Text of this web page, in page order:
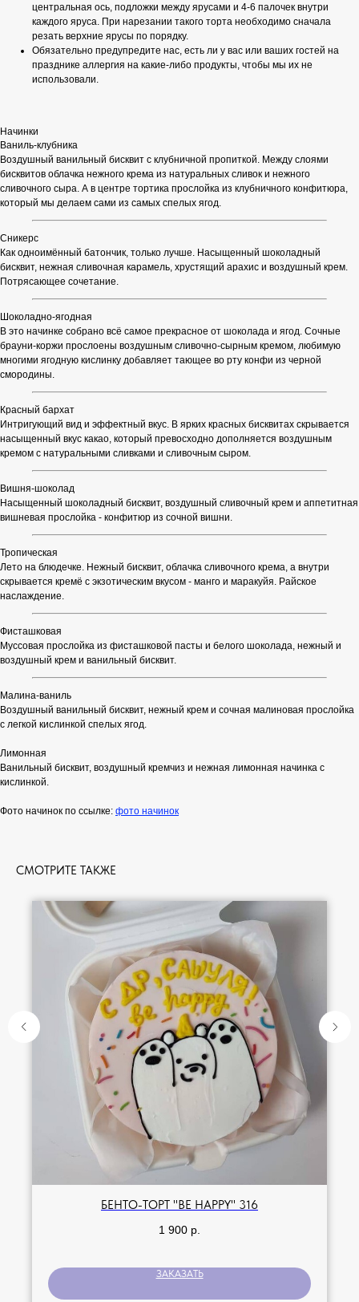
центральная ось, подложки между ярусами и 4-6 палочек внутри
каждого яруса. При нарезании такого торта необходимо сначала
резать верхние ярусы по порядку.
Обязательно предупредите нас, есть ли у вас или ваших гостей на
празднике аллергия на какие-либо продукты, чтобы мы их не
использовали.
Начинки
Ваниль-клубника
Воздушный ванильный бисквит с клубничной пропиткой. Между слоями
бисквитов облачка нежного крема из натуральных сливок и нежного
сливочного сыра. А в центре тортика прослойка из клубничного конфитюра,
который мы делаем сами из самых спелых ягод.
Сникерс
Как одноимённый батончик, только лучше. Насыщенный шоколадный
бисквит, нежная сливочная карамель, хрустящий арахис и воздушный крем.
Потрясающее сочетание.
Шоколадно-ягодная
В это начинке собрано всё самое прекрасное от шоколада и ягод. Сочные
брауни-коржи прослоены воздушным сливочно-сырным кремом, любимую
многими ягодную кислинку добавляет тающее во рту конфи из черной
смородины.
Красный бархат
Интригующий вид и эффектный вкус. В ярких красных бисквитах скрывается
насыщенный вкус какао, который превосходно дополняется воздушным
кремом с натуральными сливками и сливочным сыром.
Вишня-шоколад
Насыщенный шоколадный бисквит, воздушный сливочный крем и аппетитная
вишневая прослойка - конфитюр из сочной вишни.
Тропическая
Лето на блюдечке. Нежный бисквит, облачка сливочного крема, а внутри
скрывается кремё с экзотическим вкусом - манго и маракуйя. Райское
наслаждение.
Фисташковая
Муссовая прослойка из фисташковой пасты и белого шоколада, нежный и
воздушный крем и ванильный бисквит.
Малина-ваниль
Воздушный ванильный бисквит, нежный крем и сочная малиновая прослойка
с легкой кислинкой спелых ягод.
Лимонная
Ванильный бисквит, воздушный кремчиз и нежная лимонная начинка с
кислинкой.
Фото начинок по ссылке: фото начинок
СМОТРИТЕ ТАКЖЕ
БЕНТО-ТОРТ "BE HAPPY" 316
1 900 р.
ЗАКАЗАТЬ